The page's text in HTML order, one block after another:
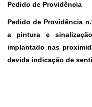
Pedido de Providência
Pedido de Providência
a pintura e
implantado nas
devida indicação de